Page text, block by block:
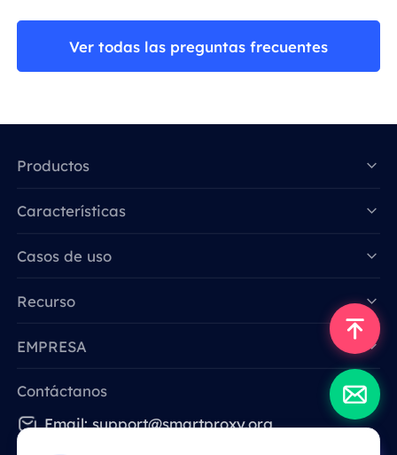
Ver todas las preguntas frecuentes
Productos
Características
Casos de uso
Recurso
EMPRESA
Contáctanos
Email: support@smartproxy.org